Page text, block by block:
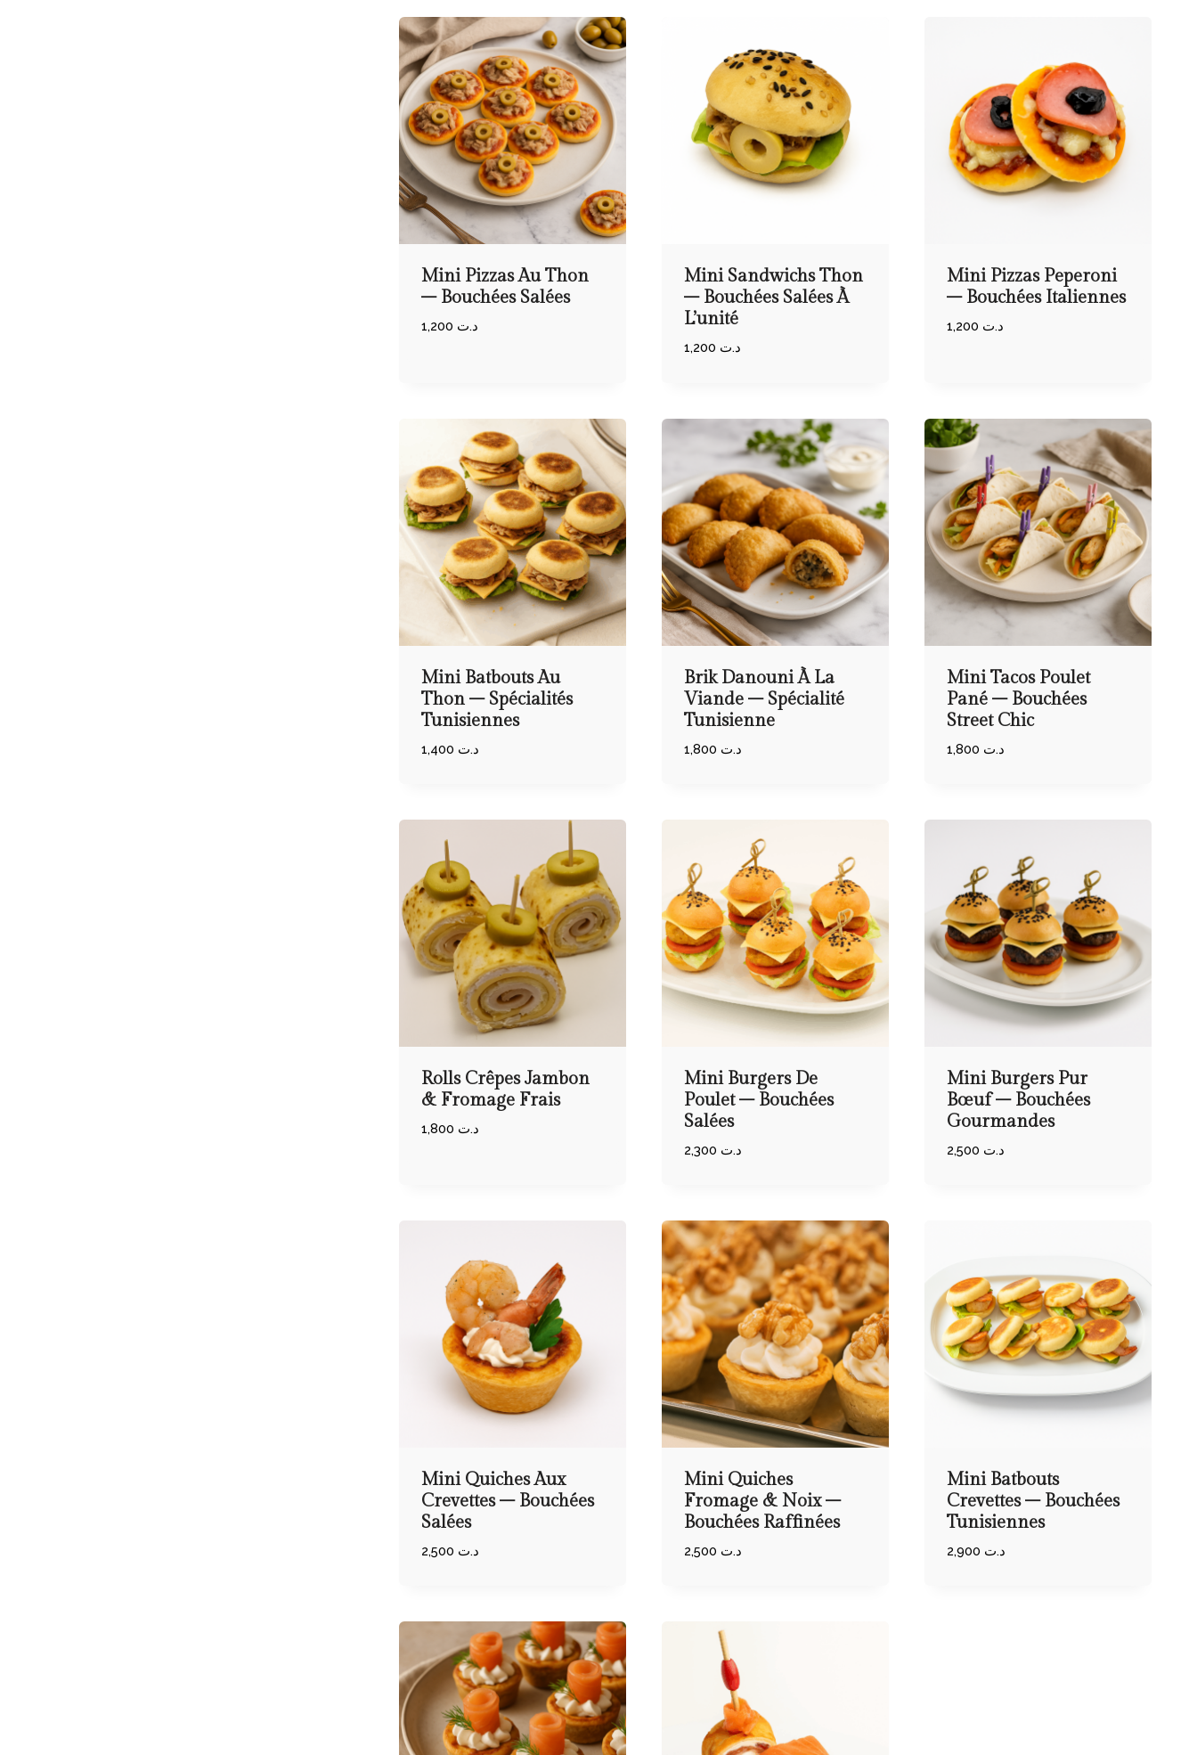
Mini Pizzas Au Thon
– Bouchées Salées
د.ت
Mini Sandwichs Thon
– Bouchées Salées À
L’unité
د.ت
Mini Pizzas Peperoni
– Bouchées Italiennes
د.ت
Mini Batbouts Au
Thon – Spécialités
Tunisiennes
د.ت
Brik Danouni À La
Viande – Spécialité
Tunisienne
د.ت
Mini Tacos Poulet
Pané – Bouchées
Street Chic
د.ت
Rolls Crêpes Jambon
& Fromage Frais
د.ت
Mini Burgers De
Poulet – Bouchées
Salées
د.ت
Mini Burgers Pur
Bœuf – Bouchées
Gourmandes
د.ت
Mini Quiches Aux
Crevettes – Bouchées
Salées
د.ت
Mini Quiches
Fromage & Noix –
Bouchées Raffinées
د.ت
Mini Batbouts
Crevettes – Bouchées
Tunisiennes
د.ت